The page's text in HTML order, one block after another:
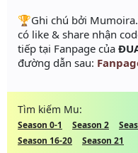
️🏆Ghi chú bởi
có like & share nhận
tiếp tại Fanpage của
đường dẫn sau:
Tìm kiếm Mu:
Season 0-1 Season 2
Season 16-20
Season 21